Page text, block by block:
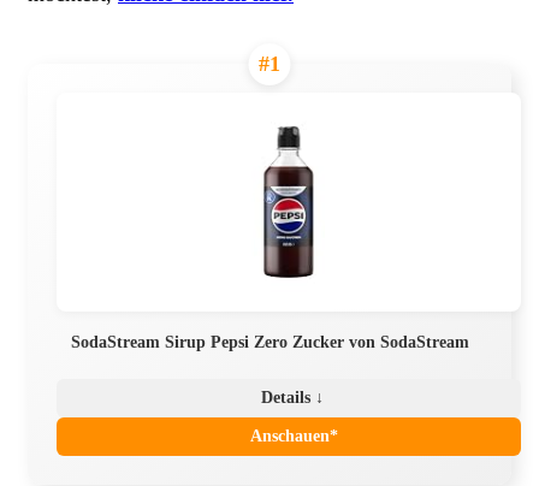
#1
SodaStream Sirup Pepsi Zero Zucker von SodaStream
Details ↓
Anschauen*